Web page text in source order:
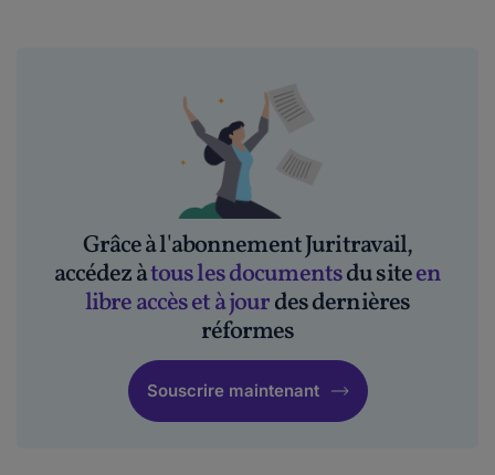
Grâce à l'abonnement Juritravail,
accédez àtous les documentsdu siteen
libre accès et à jourdes dernières
réformes
Souscrire maintenant